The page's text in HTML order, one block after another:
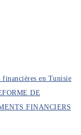
financières en Tunisie
DE
FINANCIERS